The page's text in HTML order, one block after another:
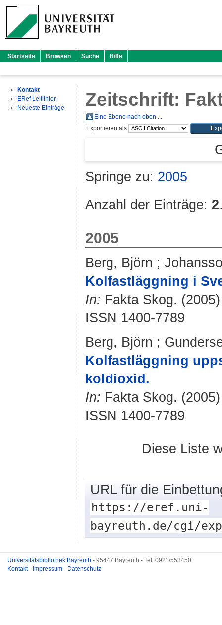
Startseite Browsen Suche Hilfe
Kontakt
ERef Leitlinien
Neueste Einträge
Zeitschrift:
Eine Ebene nach oben ...
Exportieren als
Springe zu: 2005
Anzahl der Einträge: 2
2005
Berg, Björn ;
Kolfastläggning i
In: Fakta Skog.
ISSN 1400-7789
Berg, Björn ;
Kolfastläggning
koldioxid.
In: Fakta Skog.
ISSN 1400-7789
Diese Liste
URL für die
https://eref.uni-
bayreuth.de/cgi/
Universitätsbibliothek Bayreuth - 95447 Bayreuth - Tel. 0921/553450
Kontakt- Impressum - Datenschutz